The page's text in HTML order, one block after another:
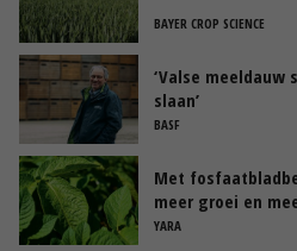
BAYER CROP SCIENCE
‘Valse
slaan’
BASF
Met
meer groei en
YARA